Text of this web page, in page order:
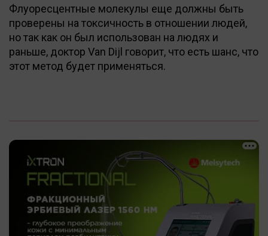
Флуоресцентные молекулы еще должны быть
проверены на токсичность в отношении людей,
но так как он был использован на людях и
раньше, доктор Van Dijl говорит, что есть шанс, что
этот метод будет применяться.